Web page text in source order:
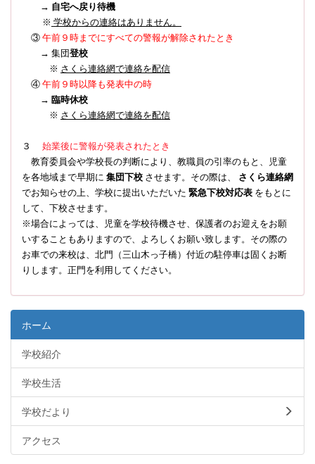
→ 自宅へ戻り待機
※ 学校からの連絡はありません。
③ 午前９時までにすべての警報が解除されたとき
→ 集団登校
※ さくら連絡網で連絡を配信
④ 午前９時以降も発表中の時
→ 臨時休校
※ さくら連絡網で連絡を配信
３ 始業後に警報が発表されたとき
教育委員会や学校長の判断により、教職員の引率のもと、児童
を各地域まで早期に 集団下校 させます。その際は、 さくら連絡網
でお知らせの上、学校に提出いただいた 緊急下校対応表 をもとに
して、下校させます。
※場合によっては、児童を学校待機させ、保護者のお迎えをお願
いすることもありますので、よろしくお願い致します。その際の
お車での来校は、北門（三山木っ子橋）付近の駐停車は固くお断
りします。正門を利用してください。
ホーム
学校紹介
学校生活
学校だより
アクセス